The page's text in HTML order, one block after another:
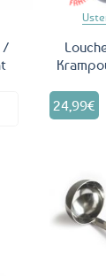
/
24,99€